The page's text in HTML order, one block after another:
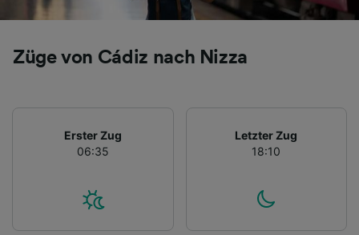
Züge von Cádiz nach Nizza
Erster Zug
06:35
Letzter Zug
18:10
Liste der Partner (Lieferanten)